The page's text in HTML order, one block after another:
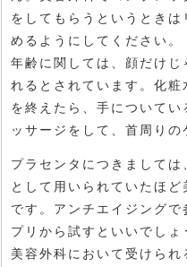
をしてもらうというとき
めるようにしてください。
年齢に関しては、顔だけ
れるとされています。化
を終えたら、手について
ッサージをして、首周りの
プラセンタにつきましては
として用いられていたほ
です。アンチエイジング
プリから試すといいでしょ
美容外科において受けら